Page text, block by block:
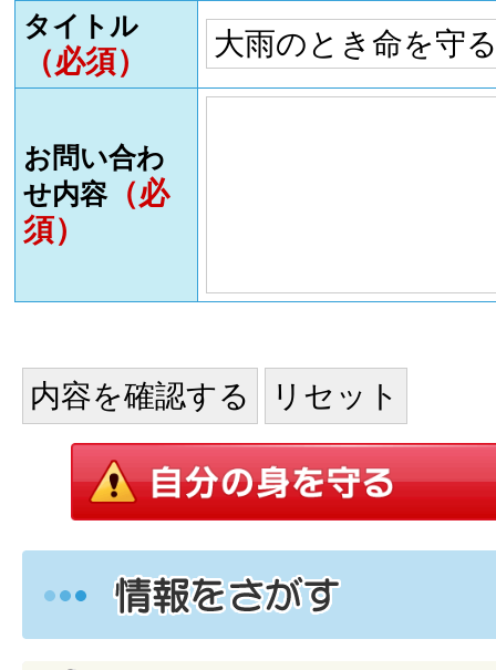
タイトル
（必須）
お問い合わ
せ内容（必
須）